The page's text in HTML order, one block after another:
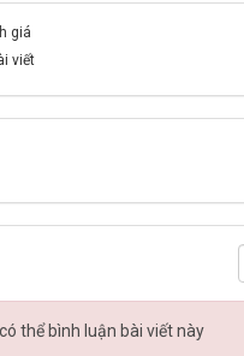
giá
viết
thể bình luận bài viết này